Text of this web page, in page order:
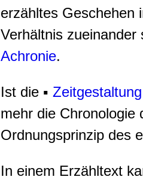
erzähltes Geschehen
Verhältnis
Achronie.
Ist die ▪ Zeitgestaltung
mehr die Chronologie
Ordnungsprinzip des
In einem Erzähltext